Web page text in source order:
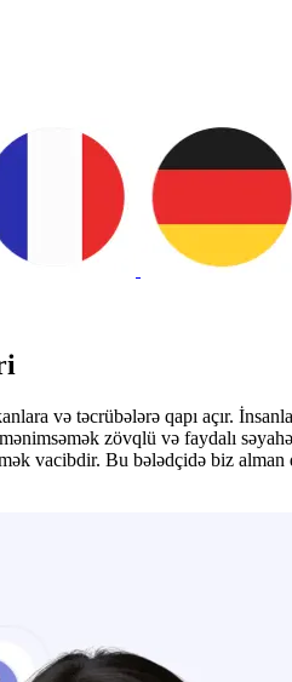
və təcrübələrə qapı açır.
zövqlü və faydalı səyahət
vacibdir. Bu bələdçidə biz alman